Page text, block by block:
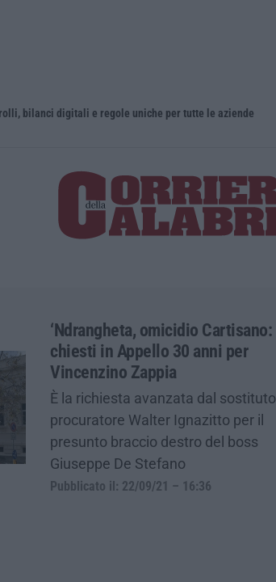
bilanci digitali e regole uniche per tutte le aziende
‘Ndrangheta, omicidio Cartisano:
chiesti in Appello 30 anni per
Vincenzino Zappia
È la richiesta avanzata dal sostituto
procuratore Walter Ignazitto per il
presunto braccio destro del boss
Giuseppe De Stefano
Pubblicato il: 22/09/21 – 16:36